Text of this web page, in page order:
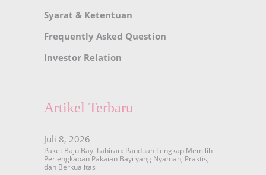
Syarat & Ketentuan
Frequently Asked Question
Investor Relation
Artikel Terbaru
Juli 8, 2026
Paket Baju Bayi Lahiran: Panduan Lengkap Memilih
Perlengkapan Pakaian Bayi yang Nyaman, Praktis,
dan Berkualitas